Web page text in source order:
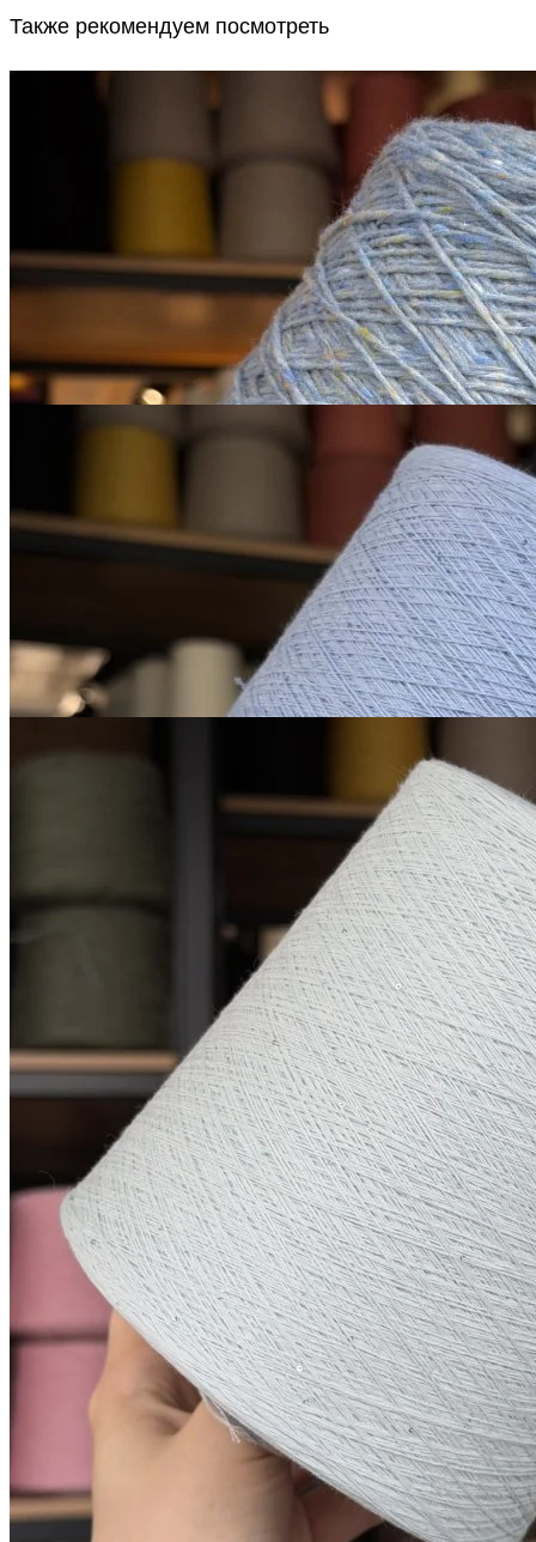
Также рекомендуем посмотреть
бледно-васильковый с
650
Купить
В наличии 835 гр
Микропайетки на хлопке
хлопок 90%, пайетки 10%
1600 м/100 г
светлый бледно-
васильковый
Микропайетки на
хлопке
хлопок 90%, пайетки 10%
светло-голубой
850₽
Купить
© 2026Filato Italiano
Мы в соцсетях
Мы используем файлы cookie,
чтобы улучшить работу сайта и предоставить вам
больше возможностей. Также, к сайту подключен сервис
веб аналитики Яндекс Метрика, использующий cookie.
Продолжая использовать сайт, вы соглашаетесь с
условиями использования cookie.